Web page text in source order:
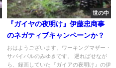
世の中
『ガイヤの夜明け』伊藤忠商事
のネガティブキャンペーンか？
おはようございます。ワーキングマザー・
サバイバルのみゆきです。 遅ればせなが
ら、録画していた『ガイアの夜明け』の伊